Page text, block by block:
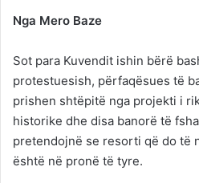
Nga Mero Baze
Sot para Kuvendit ishin bërë
protestuesish, përfaqësues të
prishen shtëpitë nga projekti i
historike dhe disa banorë të
pretendojnë se resorti që do të
është në pronë të tyre.